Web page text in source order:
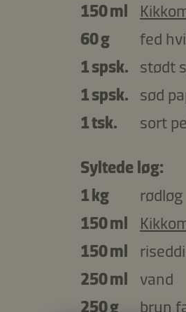
150 ml
60 g
fed
1 spsk.
stødt
1 spsk.
sød
1 tsk.
sort
Syltede løg:
1 kg
rødløg
150 ml
150 ml
250 ml
vand
250 g
brun